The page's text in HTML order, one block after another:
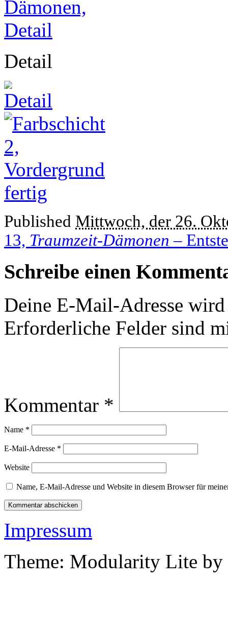
Detail
Published Mittwoch, der 26.
13, Traumzeit-Dämonen –
Schreibe einen
Deine E-Mail-Adresse
Erforderliche Felder sind
Kommentar *
Name *
E-Mail-Adresse *
Website
Name, E-Mail-Adresse und Website in diesem Browser für
Impressum
Theme: Modularity Lite by